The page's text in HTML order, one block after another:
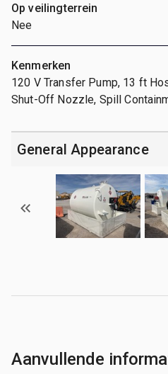
Op veilingterrein
Nee
Kenmerken
120 V Transfer Pump, 13 ft
Shut-Off Nozzle, Spill
General Appearance
Aanvullende